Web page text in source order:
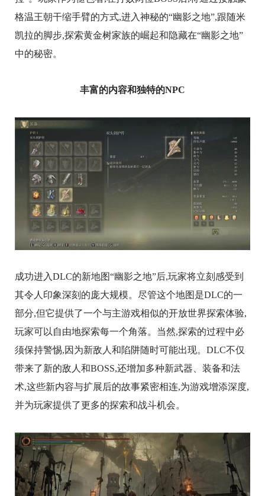
格温王朝干缩手臂的方式,进入神秘的“幽影之地”,跟随米
凯拉的脚步,探索黄金树家族的崛起和隐藏在“幽影之地”
中的秘密。
丰富的内容和独特的NPC
成功进入DLC的新地图“幽影之地”后,玩家将立刻感受到
其令人印象深刻的庞大规模。尽管这个地图是DLC的一
部分,但它提供了一个与主游戏相似的开放世界探索体验,
玩家可以自由地探索每一个角落。当然,探索的过程中必
须保持警惕,因为新敌人和陷阱随时可能出现。DLC不仅
带来了新的敌人和BOSS,还增加多种新武器、装备和法
术,这些新内容与扩展后的故事紧密相连,为游戏增添深度,
并为玩家提供了更多的探索和战斗机会。